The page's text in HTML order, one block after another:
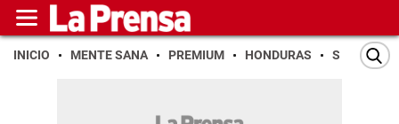
INICIO MENTE SANA PREMIUM HONDURAS SAN PEDRO